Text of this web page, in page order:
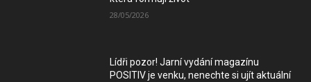
28/05/2026
Lídři pozor! Jarní vydání magazínu
POSITIV je venku, nenechte si ujít aktuální